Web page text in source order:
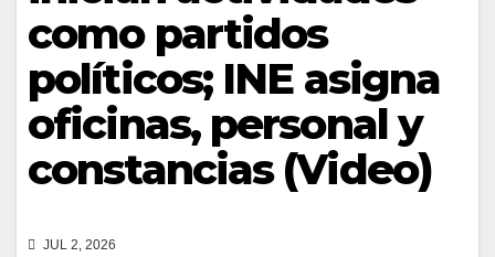
como partidos
políticos; INE asigna
oficinas, personal y
constancias (Video)
JUL 2, 2026